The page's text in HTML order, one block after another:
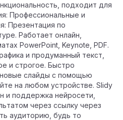
подходит для
Профессиональные и
Презентация по
Работает онлайн,
PowerPoint, Keynote, PDF.
и продуманный текст,
и строгое. Быстро
новые слайды с помощью
на любом устройстве. Slidy
и поддержка нейросети,
через ссылку через
аудиторию, будь то